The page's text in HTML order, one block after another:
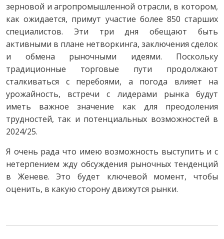
зерновой и агропромышленной отрасли, в котором,
как ожидается, примут участие более 850 старших
специалистов. Эти три дня обещают быть
активными в плане нетворкинга, заключения сделок
и обмена рыночными идеями. Поскольку
традиционные торговые пути продолжают
сталкиваться с перебоями, а погода влияет на
урожайность, встречи с лидерами рынка будут
иметь важное значение как для преодоления
трудностей, так и потенциальных возможностей в
2024/25.
Я очень рада что имею возможность выступить и с
нетерпением жду обсуждения рыночных тенденций
в Женеве. Это будет ключевой момент, чтобы
оценить, в какую сторону движутся рынки.